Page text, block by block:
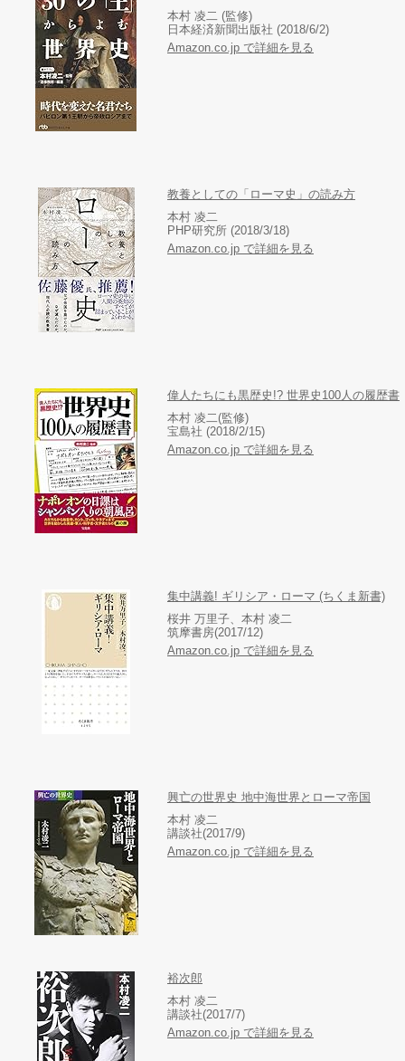
本村 凌二 (監修)
日本経済新聞出版社 (2018/6/2)
Amazon.co.jp で詳細を見る
教養としての「ローマ史」の読み方
本村 凌二
PHP研究所 (2018/3/18)
Amazon.co.jp で詳細を見る
偉人たちにも黒歴史!? 世界史100人の履歴書
本村 凌二(監修)
宝島社 (2018/2/15)
Amazon.co.jp で詳細を見る
集中講義! ギリシア・ローマ (ちくま新書)
桜井 万里子、本村 凌二
筑摩書房(2017/12)
Amazon.co.jp で詳細を見る
興亡の世界史 地中海世界とローマ帝国
本村 凌二
講談社(2017/9)
Amazon.co.jp で詳細を見る
裕次郎
本村 凌二
講談社(2017/7)
Amazon.co.jp で詳細を見る